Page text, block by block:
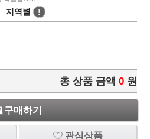
지역별 !
총 상품 금액 0 원
구매하기
관심상품